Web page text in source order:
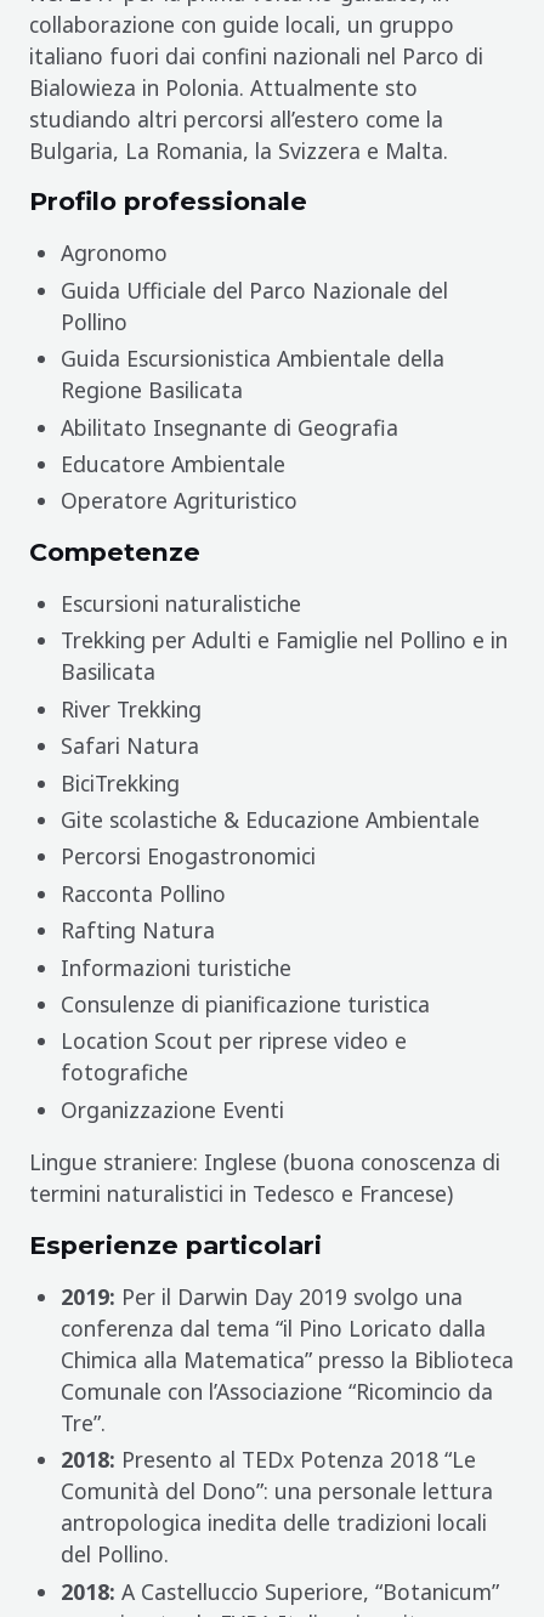
collaborazione con guide locali, un gruppo
italiano fuori dai confini nazionali nel Parco di
Bialowieza in Polonia. Attualmente sto
studiando altri percorsi all’estero come la
Bulgaria, La Romania, la Svizzera e Malta.
Profilo professionale
Agronomo
Guida Ufficiale del Parco Nazionale del
Pollino
Guida Escursionistica Ambientale della
Regione Basilicata
Abilitato Insegnante di Geografia
Educatore Ambientale
Operatore Agrituristico
Competenze
Escursioni naturalistiche
Trekking per Adulti e Famiglie nel Pollino e in
Basilicata
River Trekking
Safari Natura
BiciTrekking
Gite scolastiche & Educazione Ambientale
Percorsi Enogastronomici
Racconta Pollino
Rafting Natura
Informazioni turistiche
Consulenze di pianificazione turistica
Location Scout per riprese video e
fotografiche
Organizzazione Eventi
Lingue straniere: Inglese (buona conoscenza di
termini naturalistici in Tedesco e Francese)
Esperienze particolari
2019: Per il Darwin Day 2019 svolgo una
conferenza dal tema “il Pino Loricato dalla
Chimica alla Matematica” presso la Biblioteca
Comunale con l’Associazione “Ricomincio da
Tre”.
2018: Presento al TEDx Potenza 2018 “Le
Comunità del Dono”: una personale lettura
antropologica inedita delle tradizioni locali
del Pollino.
2018: A Castelluccio Superiore, “Botanicum”